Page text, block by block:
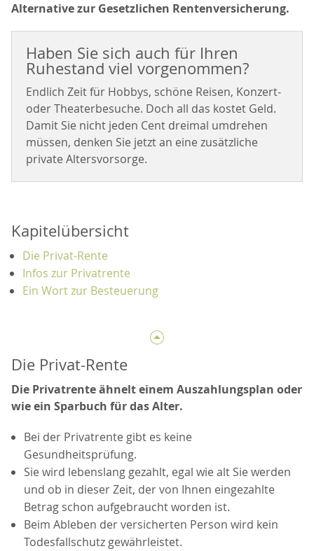
Alternative zur Gesetzlichen Rentenversicherung.
Haben Sie sich auch für Ihren
Ruhestand viel vorgenommen?
Endlich Zeit für Hobbys, schöne Reisen, Konzert-
oder Theaterbesuche. Doch all das kostet Geld.
Damit Sie nicht jeden Cent dreimal umdrehen
müssen, denken Sie jetzt an eine zusätzliche
private Altersvorsorge.
Kapitelübersicht
Die Privat-Rente
Infos zur Privatrente
Ein Wort zur Besteuerung
Die Privat-Rente
Die Privatrente ähnelt einem Auszahlungsplan oder
wie ein Sparbuch für das Alter.
Bei der Privatrente gibt es keine
Gesundheitsprüfung.
Sie wird lebenslang gezahlt, egal wie alt Sie werden
und ob in dieser Zeit, der von Ihnen eingezahlte
Betrag schon aufgebraucht worden ist.
Beim Ableben der versicherten Person wird kein
Todesfallschutz gewährleistet.